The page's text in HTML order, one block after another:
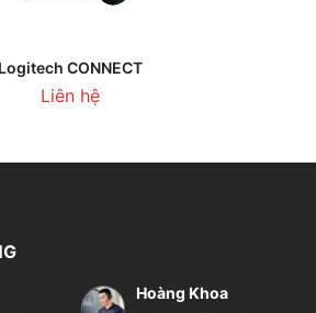
Logitech CONNECT
Liên hệ
Hoàng Khoa